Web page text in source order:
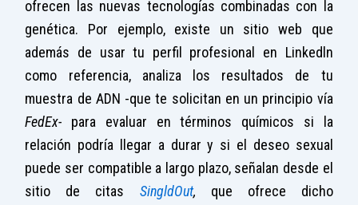
ofrecen las nuevas tecnologías combinadas con la
genética. Por ejemplo, existe un sitio web que
además de usar tu perfil profesional en Linkedln
como referencia, analiza los resultados de tu
muestra de ADN -que te solicitan en un principio vía
FedEx- para evaluar en términos químicos si la
relación podría llegar a durar y si el deseo sexual
puede ser compatible a largo plazo, señalan desde el
sitio de citas SingldOut, que ofrece dicho